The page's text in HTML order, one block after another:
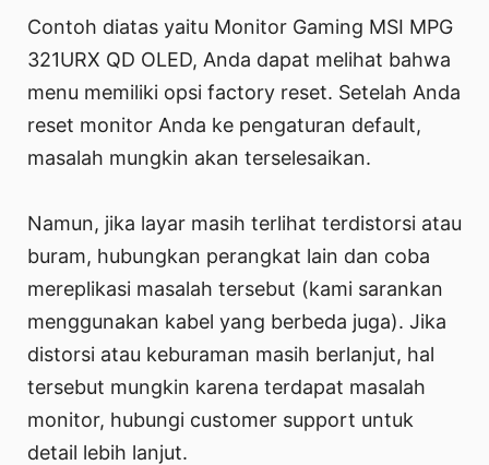
Contoh diatas yaitu Monitor Gaming MSI MPG
321URX QD OLED, Anda dapat melihat bahwa
menu memiliki opsi factory reset. Setelah Anda
reset monitor Anda ke pengaturan default,
masalah mungkin akan terselesaikan.
Namun, jika layar masih terlihat terdistorsi atau
buram, hubungkan perangkat lain dan coba
mereplikasi masalah tersebut (kami sarankan
menggunakan kabel yang berbeda juga). Jika
distorsi atau keburaman masih berlanjut, hal
tersebut mungkin karena terdapat masalah
monitor, hubungi customer support untuk
detail lebih lanjut.